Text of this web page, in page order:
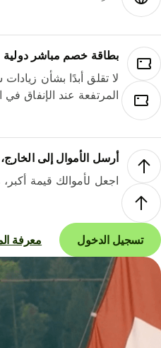
بطاقة خصم مباشر دولية
لا تقلق أبدًا بشأن
المرتفعة عند الإنفاق في
أرسل الأموال إلى الخارج،
اجعل لأموالك قيمة أكبر،
تسجيل الدخول معرفة